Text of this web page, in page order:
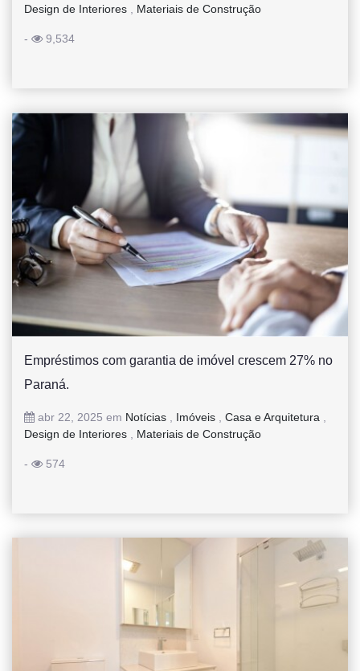
Design de Interiores , Materiais de Construção
- 9,534
Empréstimos com garantia de imóvel crescem 27% no
Paraná.
abr 22, 2025 em Notícias Imóveis Casa e Arquitetura
Design de Interiores
Materiais de Construção
- 574